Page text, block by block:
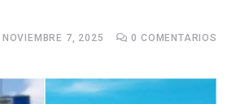
NOVIEMBRE 7, 2025 0 COMENTARIOS